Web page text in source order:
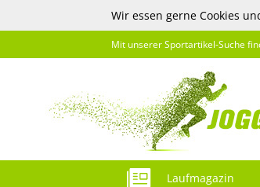
Wir essen gerne Cookies
Mit unserer Sportartikel-Suche
Laufmagazin